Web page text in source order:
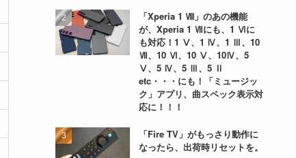
「Xperia 1 Ⅷ」のあの機能
が、Xperia 1 Ⅶにも、1 Ⅵに
も対応！1 Ⅴ、1 Ⅳ、1 Ⅲ、10
Ⅶ、10 Ⅵ、10 Ⅴ、10Ⅳ、5
Ⅴ、5 Ⅳ、5 Ⅲ、5 Ⅱ
etc・・・にも！「ミュージッ
ク」アプリ、曲スペック表示対
応に！！！
「Fire TV」がもっさり動作に
なったら、出荷時リセットを。